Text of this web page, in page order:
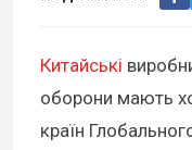
Китайські
оборони мають
країн